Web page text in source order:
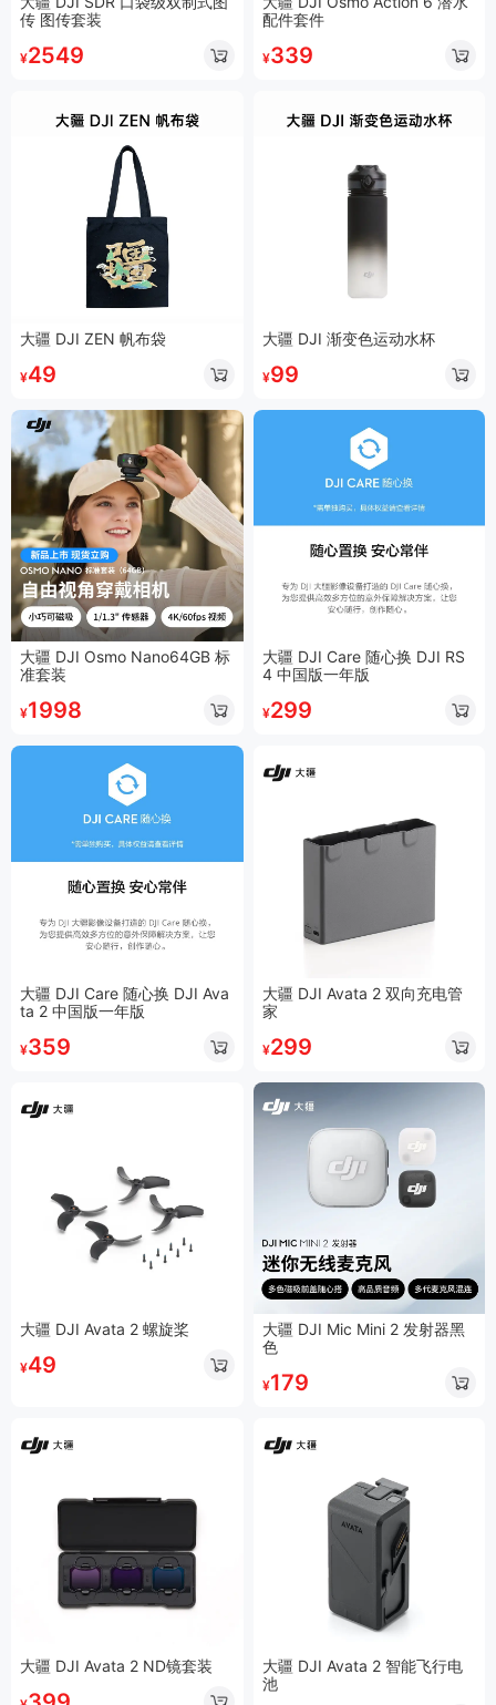
传 图传套装
¥2549
配件套件
¥339
大疆 DJI ZEN 帆布袋
¥49
大疆 DJI 渐变色运动水杯
¥99
大疆 DJI Osmo Nano64GB 标
准套装
¥1998
大疆 DJI Care 随心换 DJI RS
4 中国版一年版
¥299
大疆 DJI Care 随心换 DJI Ava
ta 2 中国版一年版
¥359
大疆 DJI Avata 2 双向充电管
家
¥299
大疆 DJI Avata 2 螺旋桨
¥49
大疆 DJI Mic Mini 2 发射器黑
色
¥179
大疆 DJI Avata 2 ND镜套装
大疆 DJI Avata 2 智能飞行电
池